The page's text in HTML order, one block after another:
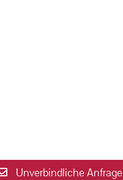
Unverbindliche Anfrage